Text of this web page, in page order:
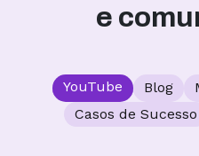
e
YouTube Blog
Casos de Sucesso